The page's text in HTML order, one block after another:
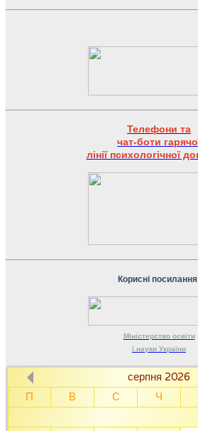
Телефони та
чат-боти
лінії психологічної
Корисні
Міністерство освіти
і науки України
серпня 2026
П
В С Ч